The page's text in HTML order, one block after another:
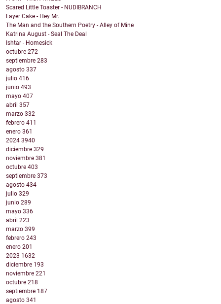
Scared Little Toaster - NUDIBRANCH
Layer Cake - Hey Mr.
The Man and the Southern Poetry - Alley of Mine
Katrina August - Seal The Deal
Ishtar - Homesick
octubre 272
septiembre 283
agosto 337
julio 416
junio 493
mayo 407
abril 357
marzo 332
febrero 411
enero 361
2024 3940
diciembre 329
noviembre 381
octubre 403
septiembre 373
agosto 434
julio 329
junio 289
mayo 336
abril 223
marzo 399
febrero 243
enero 201
2023 1632
diciembre 193
noviembre 221
octubre 218
septiembre 187
agosto 341